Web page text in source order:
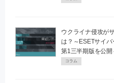
ウクライナ侵攻が
は？～ESETサイ
第1三半期版を公開
コラム